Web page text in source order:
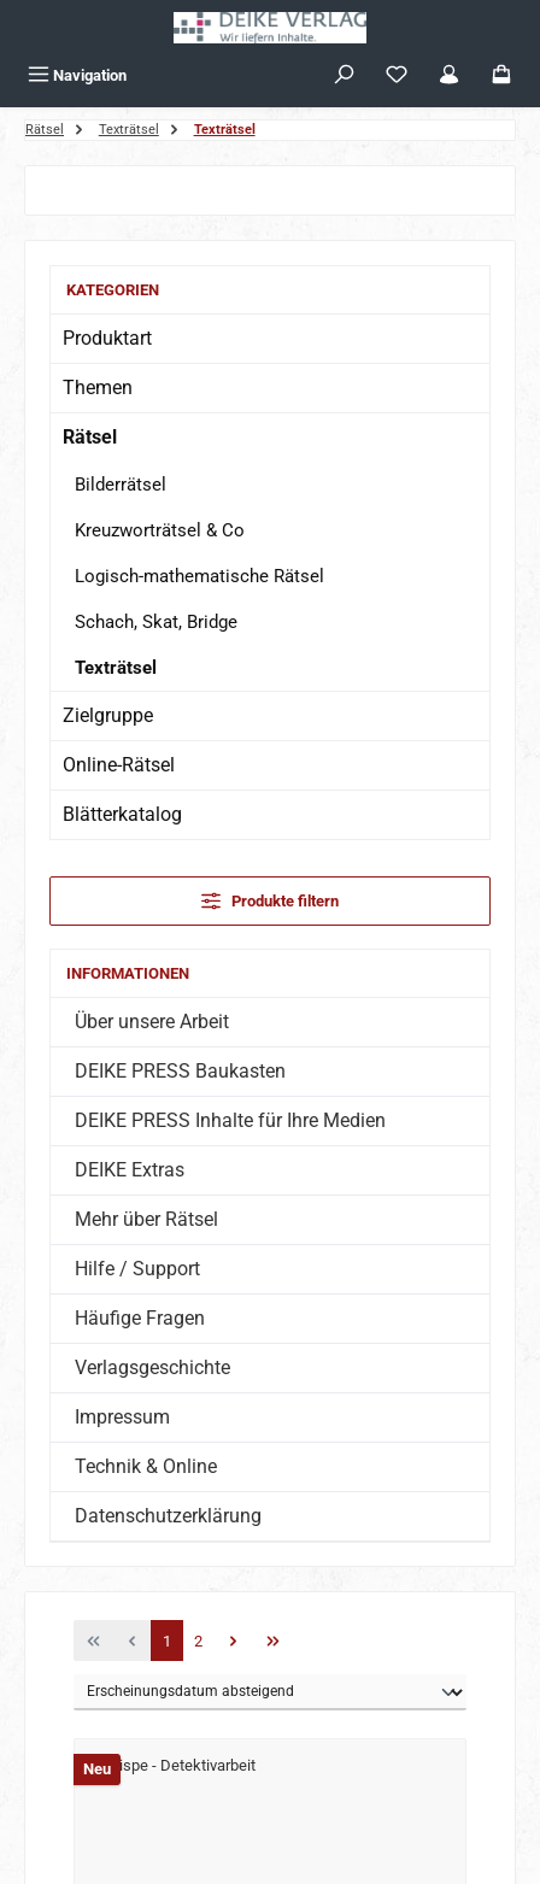
Navigation
Rätsel Texträtsel Texträtsel
KATEGORIEN
Produktart
Themen
Rätsel
Bilderrätsel
Kreuzworträtsel & Co
Logisch-mathematische Rätsel
Schach, Skat, Bridge
Texträtsel
Zielgruppe
Online-Rätsel
Blätterkatalog
Produkte filtern
INFORMATIONEN
Über unsere Arbeit
DEIKE PRESS Baukasten
DEIKE PRESS Inhalte für Ihre Medien
DEIKE Extras
Mehr über Rätsel
Hilfe / Support
Häufige Fragen
Verlagsgeschichte
Impressum
Technik & Online
Datenschutzerklärung
Seite
1 Seite
2
Neu